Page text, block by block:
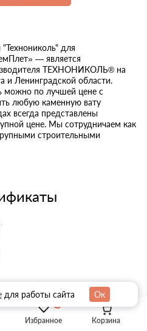
Избранное Корзина
для
— является
ТЕХНОНИКОЛЬ® на
и Ленинградской области.
можно по лучшей цене с
любую каменную вату
всегда представлены
цене. Мы сотрудничаем как
строительными
для работы сайта Ок